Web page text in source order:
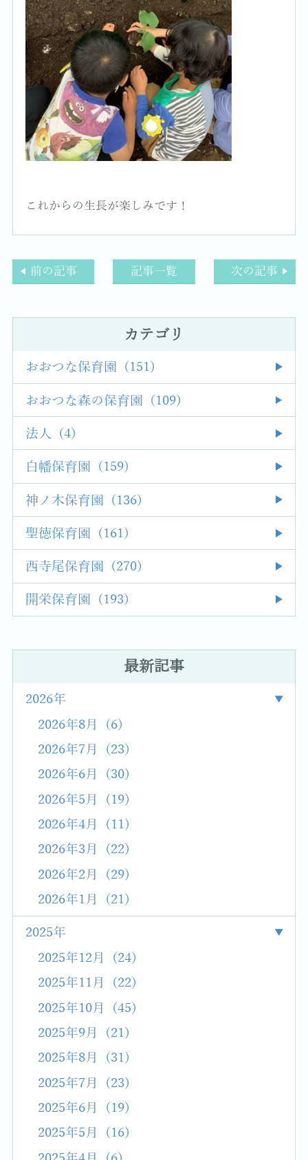
これからの生長が楽しみです！
前の記事 記事一覧 次の記事
カテゴリ
おおつな保育園 (151)
おおつな森の保育園 (109)
法人 (4)
白幡保育園 (159)
神ノ木保育園 (136)
聖徳保育園 (161)
西寺尾保育園 (270)
開栄保育園 (193)
最新記事
2026年
2026年8月 (6)
2026年7月 (23)
2026年6月 (30)
2026年5月 (19)
2026年4月 (11)
2026年3月 (22)
2026年2月 (29)
2026年1月 (21)
2025年
2025年12月 (24)
2025年11月 (22)
2025年10月 (45)
2025年9月 (21)
2025年8月 (31)
2025年7月 (23)
2025年6月 (19)
2025年5月 (16)